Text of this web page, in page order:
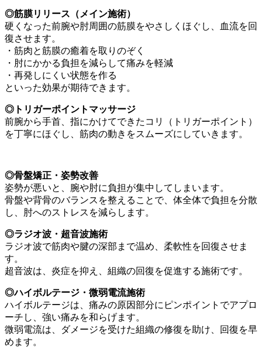
◎筋膜リリース（メイン施術）
硬くなった前腕や肘周囲の筋膜をやさしくほぐし、血流を回
復させます。
・筋肉と筋膜の癒着を取りのぞく
・肘にかかる負担を減らして痛みを軽減
・再発しにくい状態を作る
といった効果が期待できます。
◎トリガーポイントマッサージ
前腕から手首、指にかけてできたコリ（トリガーポイント）
を丁寧にほぐし、筋肉の動きをスムーズにしていきます。
◎骨盤矯正・姿勢改善
姿勢が悪いと、腕や肘に負担が集中してしまいます。
骨盤や背骨のバランスを整えることで、体全体で負担を分散
し、肘へのストレスを減らします。
◎ラジオ波・超音波施術
ラジオ波で筋肉や腱の深部まで温め、柔軟性を回復させま
す。
超音波は、炎症を抑え、組織の回復を促進する施術です。
◎ハイボルテージ・微弱電流施術
ハイボルテージは、痛みの原因部分にピンポイントでアプロ
ーチし、強い痛みを和らげます。
微弱電流は、ダメージを受けた組織の修復を助け、回復を早
めます。